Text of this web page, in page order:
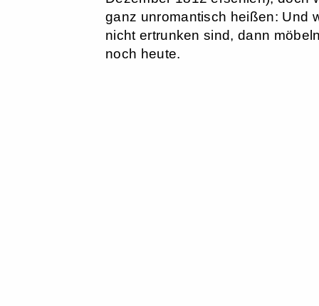
ganz unromantisch heißen: Und
nicht ertrunken sind, dann
noch heute.